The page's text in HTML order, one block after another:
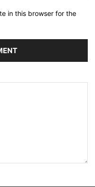
in this browser for the